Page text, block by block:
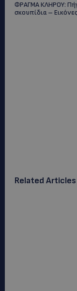
ΦΡΑΓΜΑ ΚΛΗΡΟΥ:
σκουπίδια –
Related Articles